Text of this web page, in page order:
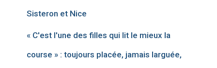
Sisteron et Nice
« C'est l'une des filles qui lit le mieux la
course » : toujours placée, jamais larguée,